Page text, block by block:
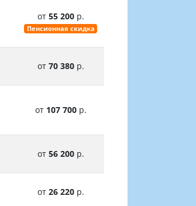
от 55 200р.
Пенсионная скидка
от 70 380р.
от 107 700р.
от 56 200р.
от 26 220р.